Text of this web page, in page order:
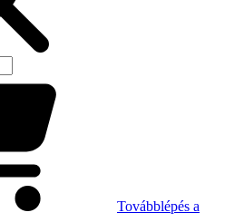
Továbblépés a